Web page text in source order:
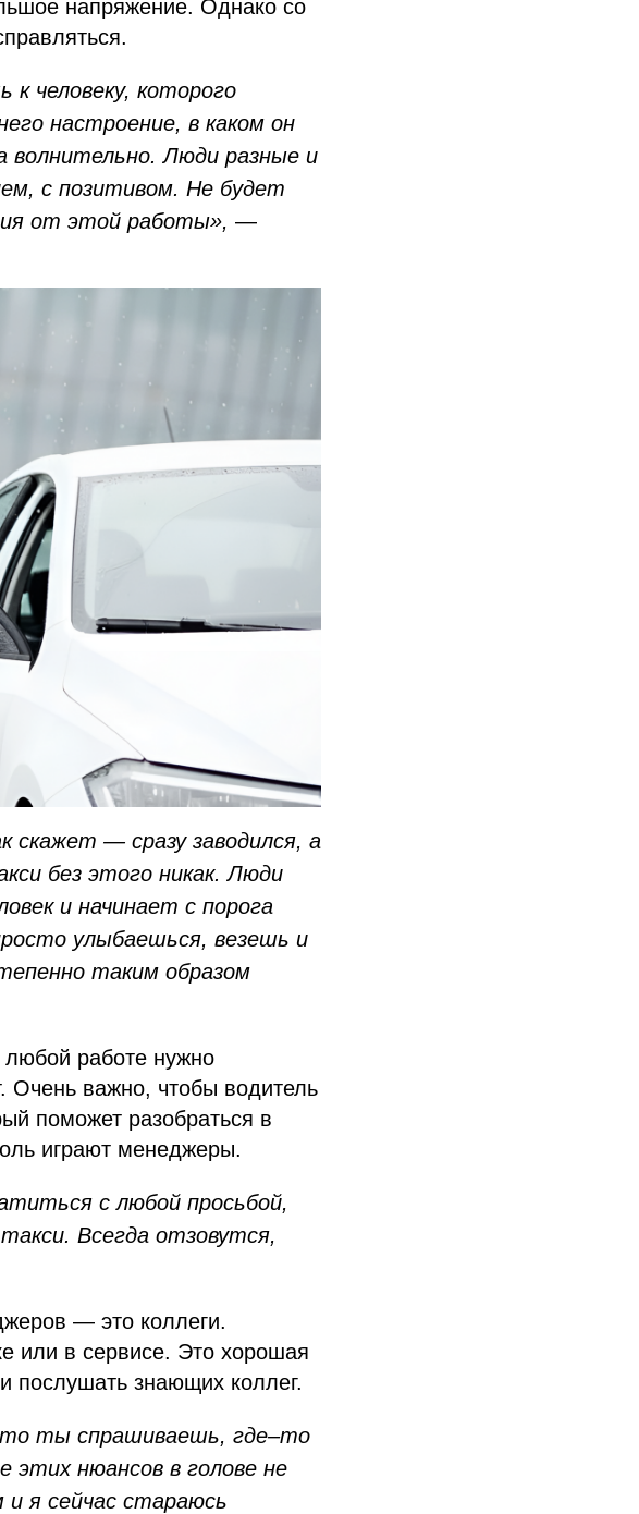
напряжение. Однако со
человеку, которого
настроение, в каком он
волнительно. Люди разные и
с позитивом. Не будет
от этой работы», —
скажет — сразу заводился, а
без этого никак. Люди
и начинает с порога
улыбаешься, везешь и
таким образом
любой работе нужно
Очень важно, чтобы водитель
поможет разобраться в
играют менеджеры.
с любой просьбой,
Всегда отзовутся,
— это коллеги.
или в сервисе. Это хорошая
послушать знающих коллег.
ты спрашиваешь, где–то
нюансов в голове не
я сейчас стараюсь